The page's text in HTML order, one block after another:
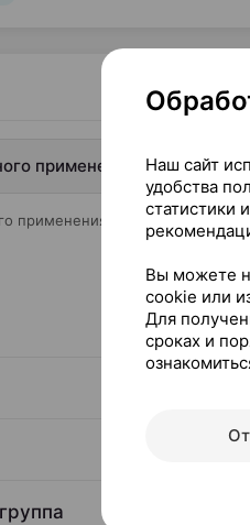
применения, 15 г ×1,
применения
Наш сайт
удобства
статистики
Вы можете
cookie или
Для
сроках и